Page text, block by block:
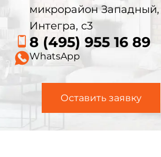
микрорайон Западный,
Интегра, с3
8 (495) 955 16 89
WhatsApp
Оставить заявку